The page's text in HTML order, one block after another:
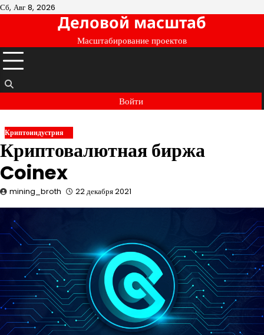
Перейти
Сб, Авг 8, 2026
Деловой масштаб
Масштабирование проектов
Войти
Криптоиндустрия
Криптовалютная биржа
Coinex
mining_broth 22 декабря 2021